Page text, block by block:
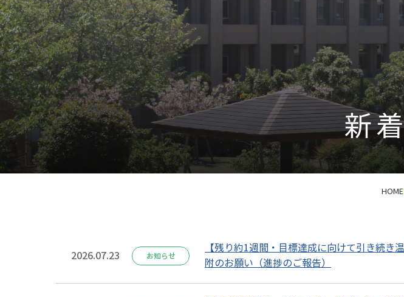
新
HOME
2026.07.23 お知らせ
【残り約1週間・目標達成に向けて引き続
附のお願い（進捗のご報告）